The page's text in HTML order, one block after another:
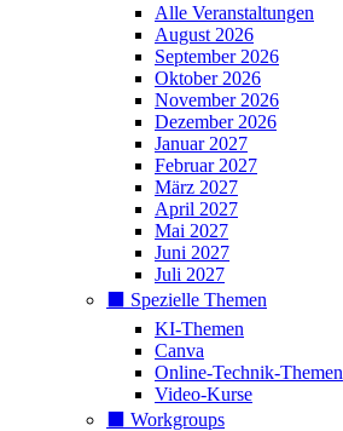
Alle Veranstaltungen
August 2026
September 2026
Oktober 2026
November 2026
Dezember 2026
Januar 2027
Februar 2027
März 2027
April 2027
Mai 2027
Juni 2027
Juli 2027
⬛️ Spezielle Themen
KI-Themen
Canva
Online-Technik-Themen
Video-Kurse
⬛️ Workgroups